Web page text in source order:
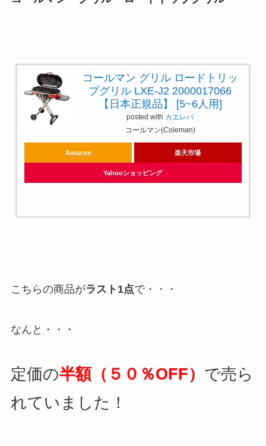
コールマン グリル ロードトリッ
プグリル LXE-J2 2000017066
【日本正規品】 [5~6人用]
posted with カエレバ
コールマン(Coleman)
Amazon 楽天市場
Yahooショッピング
こちらの商品がラスト1点で・・・
なんと・・・
定価の半額（５０％OFF） で売ら
れていました！